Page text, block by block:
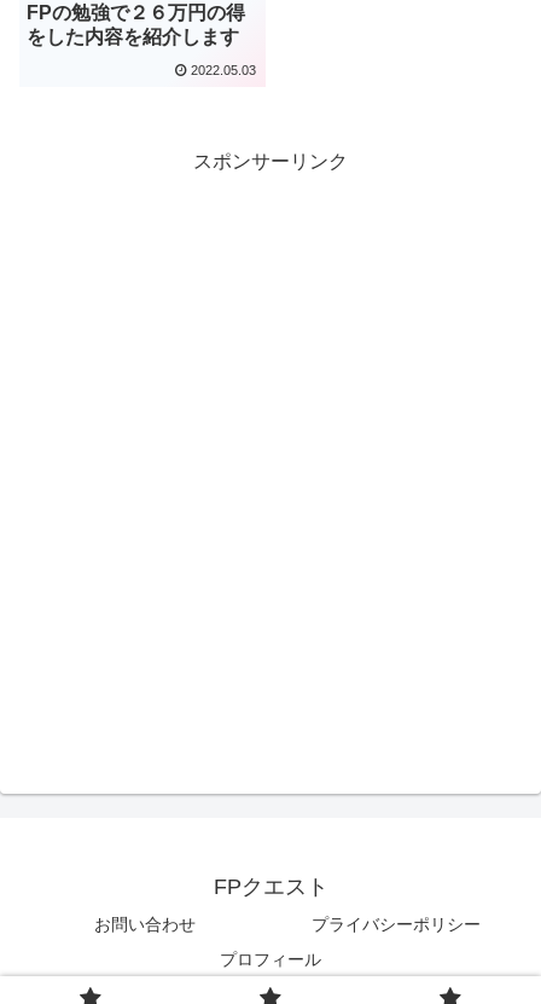
FPの勉強で２６万円の得
をした内容を紹介します
2022.05.03
スポンサーリンク
FPクエスト
お問い合わせ
プライバシーポリシー
プロフィール